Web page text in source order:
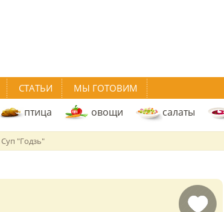
СТАТЬИ МЫ ГОТОВИМ
птица овощи салаты
Суп "Годзь"